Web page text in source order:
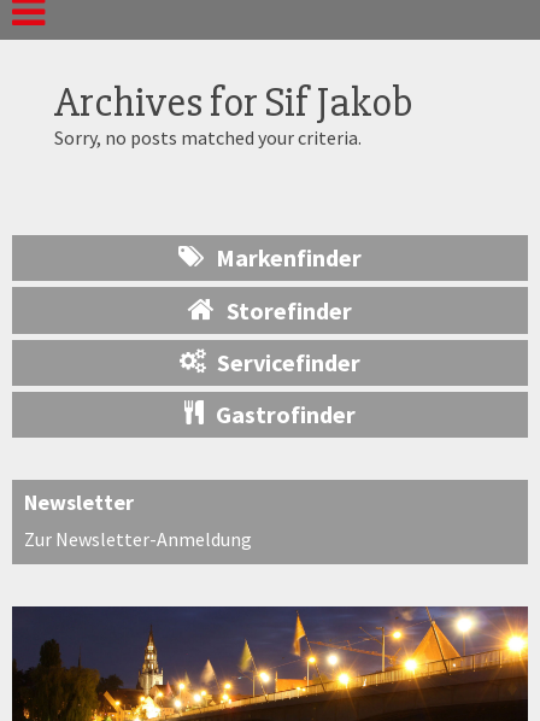
Archives forSif Jakob
Sorry, no posts matched your criteria.
Markenfinder
Storefinder
Servicefinder
Gastrofinder
Newsletter
Zur Newsletter-Anmeldung